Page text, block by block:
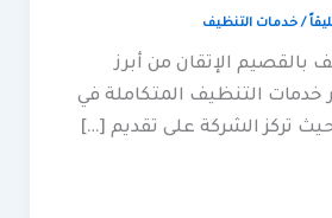
/خدمات التنظيف
بالقصيم الإتقان من أبرز
خدمات التنظيف المتكاملة في
تركز الشركة على تقديم […]